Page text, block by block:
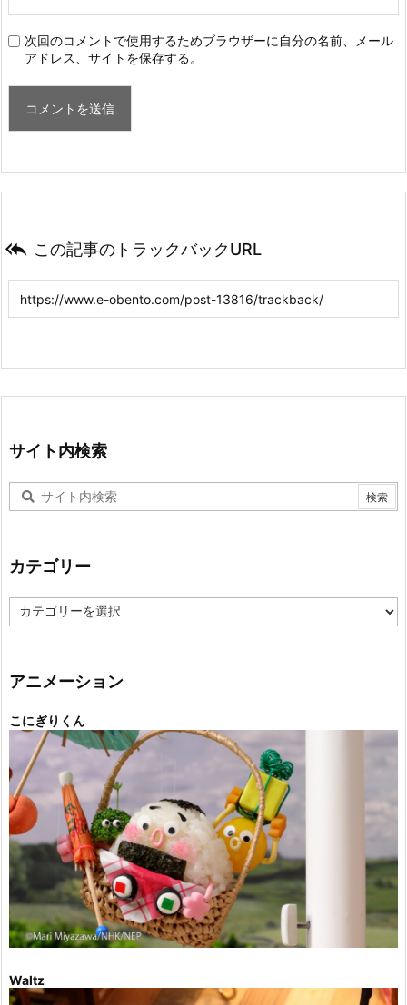
次回のコメントで使用するためブラウザーに自分の名前、メール
アドレス、サイトを保存する。
 この記事のトラックバックURL
サイト内検索
カテゴリー
テ
ー
アニメーション
こにぎりくん
Waltz